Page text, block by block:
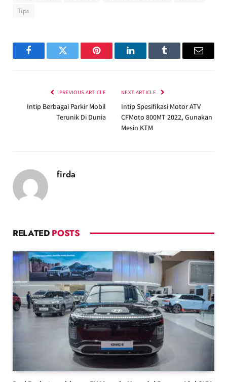
Tips
FacebookTwitter Pinterest LinkedInTumblr Email
PREVIOUS ARTICLE
Intip Berbagai Parkir Mobil
Terunik Di Dunia
NEXT ARTICLE
Intip Spesifikasi Motor ATV
CFMoto 800MT 2022, Gunakan
Mesin KTM
firda
RELATED POSTS